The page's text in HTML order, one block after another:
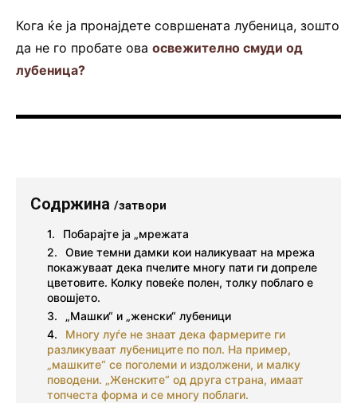
Кога ќе ја пронајдете совршената лубеница, зошто
да не го пробате ова освежително смуди од
лубеница?
Содржина /затвори
Побарајте ја „мрежата
Овие темни дамки кои наликуваат на мрежа
покажуваат дека пчелите многу пати ги допреле
цветовите. Колку повеќе полен, толку поблаго е
овошјето.
„Машки“ и „женски“ лубеници
Многу луѓе не знаат дека фармерите ги
разликуваат лубениците по пол. На пример,
„машките“ се поголеми и издолжени, и малку
поводени. „Женските“ од друга страна, имаат
топчеста форма и се многу поблаги.